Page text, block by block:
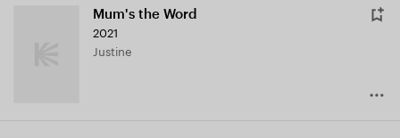
Mum's the Word
2021
Justine